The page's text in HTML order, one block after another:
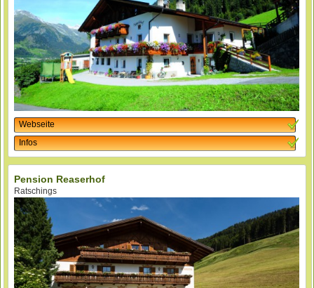
Webseite
Infos
Pension Reaserhof
Ratschings